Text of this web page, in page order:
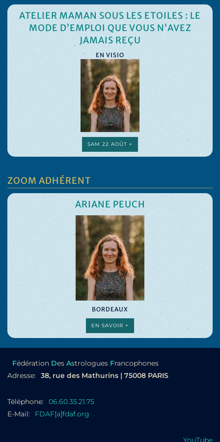
ATELIER MAMAN SOUS LES ETOILES : LE
MODE D’EMPLOI QUE VOUS N’AVEZ
JAMAIS REÇU
EN VISIO
SAM 22 AOÛT +
ZOOM ADHÉRENT
ARIANE PEUCH
BORDEAUX
EN SAVOIR +
Fédération Des Astrologues Francophones
Adresse:
38, rue des Mathurins | 75008 PARIS
Téléphone:
06.60.35.21.75
E-Mail:
FDAF[a]fdaf.org
YouTube